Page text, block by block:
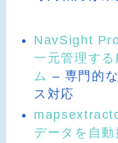
NavSight
一元管理す
ム – 専門的
ス対応
データを自